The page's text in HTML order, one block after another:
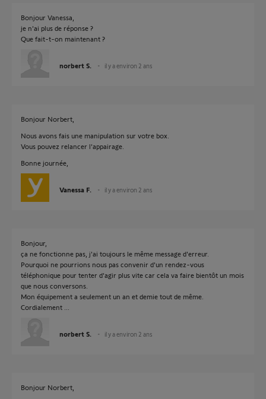
Bonjour Vanessa,
je n'ai plus de réponse ?
Que fait-t-on maintenant ?
norbert S. il y a environ 2 ans
Bonjour Norbert,
Nous avons fais une manipulation sur votre box.
Vous pouvez relancer l'appairage.
Bonne journée,
Vanessa F. il y a environ 2 ans
Bonjour,
ça ne fonctionne pas, j'ai toujours le même message d'erreur.
Pourquoi ne pourrions nous pas convenir d'un rendez-vous
téléphonique pour tenter d'agir plus vite car cela va faire bientôt un mois
que nous conversons.
Mon équipement a seulement un an et demie tout de même.
Cordialement ...
norbert S. il y a environ 2 ans
Bonjour Norbert,